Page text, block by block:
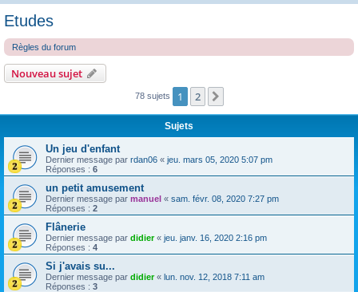
Etudes
Règles du forum
Nouveau sujet
78 sujets 1 2
Sujets
Un jeu d'enfant
Dernier message par rdan06 « jeu. mars 05, 2020 5:07 pm
Réponses : 6
un petit amusement
Dernier message par manuel « sam. févr. 08, 2020 7:27 pm
Réponses : 2
Flânerie
Dernier message par didier« jeu. janv. 16, 2020 2:16 pm
Réponses : 4
Si j'avais su...
Dernier message par didier« lun. nov. 12, 2018 7:11 am
Réponses : 3